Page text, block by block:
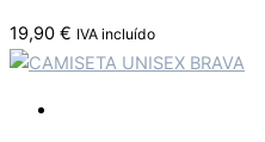
19,90 € IVA incluído